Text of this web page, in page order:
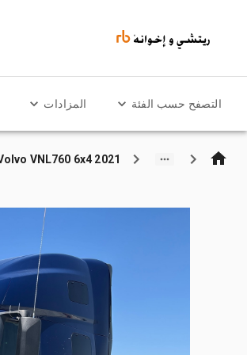
التصفح حسب الفئة المزادات
2021 Volvo VNL760 6x4 تراكتور شاحنة كابينة النوم (ثنائية المحور)